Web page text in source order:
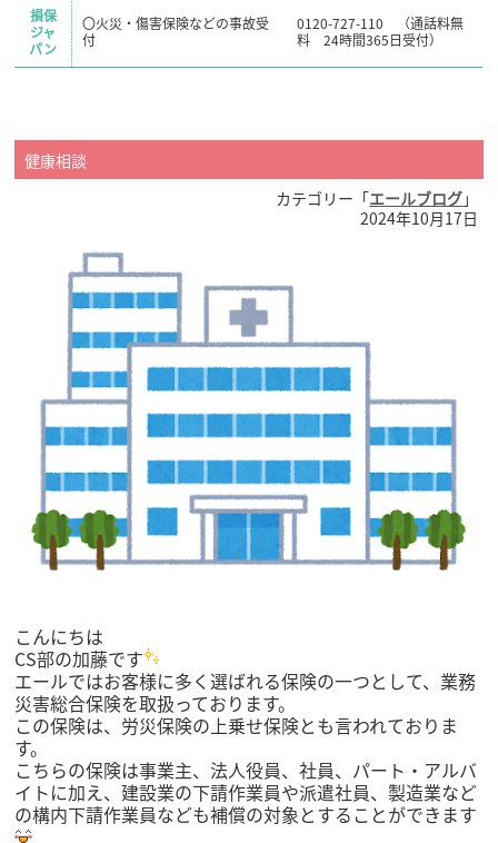
損保
ジャ
パン
〇火災・傷害保険などの事故受
付
0120-727-110 （通話料無
料 24時間365日受付）
健康相談
カテゴリー「エールブログ」
2024年10月17日
こんにちは
CS部の加藤です
エールではお客様に多く選ばれる保険の一つとして、業務
災害総合保険を取扱っております。
この保険は、労災保険の上乗せ保険とも言われておりま
す。
こちらの保険は事業主、法人役員、社員、パート・アルバ
イトに加え、建設業の下請作業員や派遣社員、製造業など
の構内下請作業員なども補償の対象とすることができます